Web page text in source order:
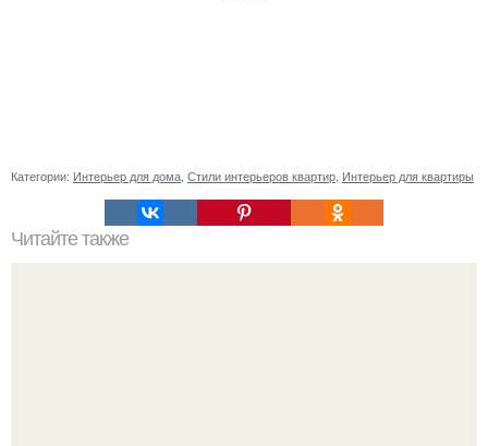
Категории: Интерьер для дома Стили интерьеров квартир Интерьер для квартиры
Читайте также